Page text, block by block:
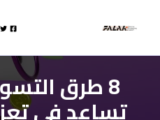
8 طرق
تساعد في